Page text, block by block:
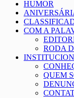
HUMOR
COM A
RODA
QUEM